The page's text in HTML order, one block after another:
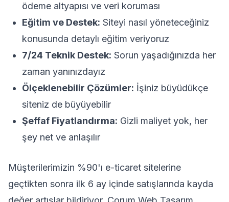
ödeme altyapısı ve veri koruması
Eğitim ve Destek: Siteyi nasıl yöneteceğiniz
konusunda detaylı eğitim veriyoruz
7/24 Teknik Destek: Sorun yaşadığınızda her
zaman yanınızdayız
Ölçeklenebilir Çözümler: İşiniz büyüdükçe
siteniz de büyüyebilir
Şeffaf Fiyatlandırma: Gizli maliyet yok, her
şey net ve anlaşılır
Müşterilerimizin %90'ı e-ticaret sitelerine
geçtikten sonra ilk 6 ay içinde satışlarında kayda